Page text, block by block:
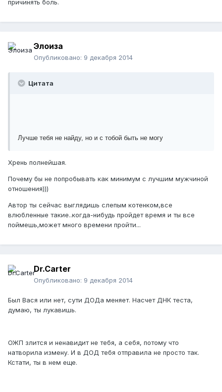
причинять боль.
Элоиза
Опубликовано: 9 декабря 2014
Цитата
Лучше тебя не найду, но и с тобой быть не могу
Хрень полнейшая.
Почему бы не попробывать как минимум с лучшим мужчиной
отношения)))
Автор ты сейчас выглядишь слепым котенком,все
влюбленные такие..когда-нибудь пройдет время и ты все
поймешь,может много времени пройти...
Dr.Carter
Опубликовано: 9 декабря 2014
Был Вася или нет, сути ДОДа меняет. Насчет ДНК теста,
думаю, ты лукавишь.
ОЖП злится и ненавидит не тебя, а себя, потому что
натворила измену. И в ДОД тебя отправила не просто так.
Кстати, ты в нем еще.